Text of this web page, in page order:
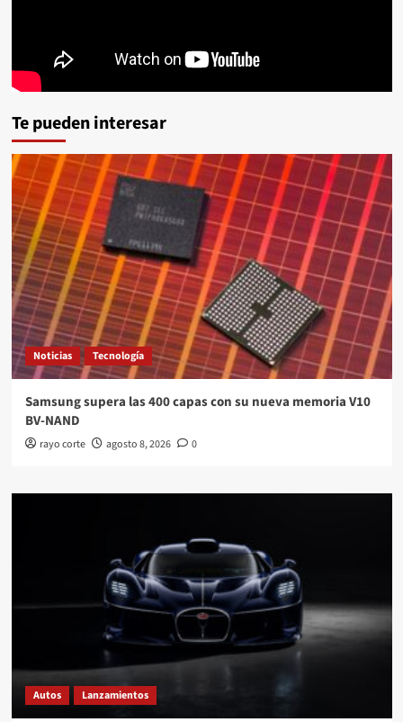
Te pueden interesar
Noticias Tecnología
Samsung supera las 400 capas con su nueva memoria V10
BV-NAND
rayo corte agosto 8, 2026 0
Autos Lanzamientos